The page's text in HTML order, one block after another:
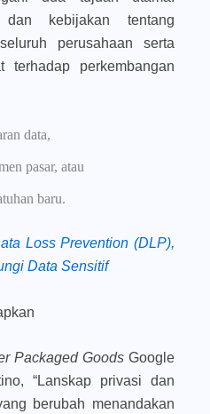
dan kebijakan tentang
perusahaan serta
terhadap perkembangan
data,
pasar, atau
baru.
Loss Prevention (DLP),
Data Sensitif
Packaged GoodsGoogle
“Lanskap privasi dan
berubah menandakan